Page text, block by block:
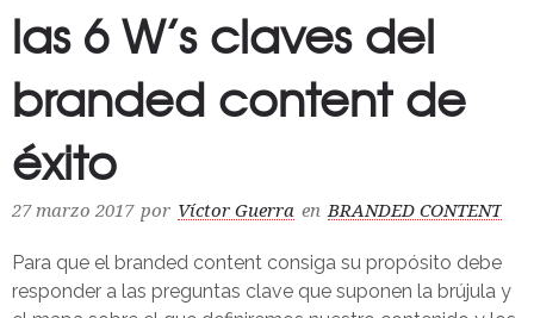
las 6 W’s claves del
branded content de
éxito
27 marzo 2017 por Víctor Guerra en BRANDED CONTENT
Para que el branded content consiga su propósito debe
responder a las preguntas clave que suponen la brújula y